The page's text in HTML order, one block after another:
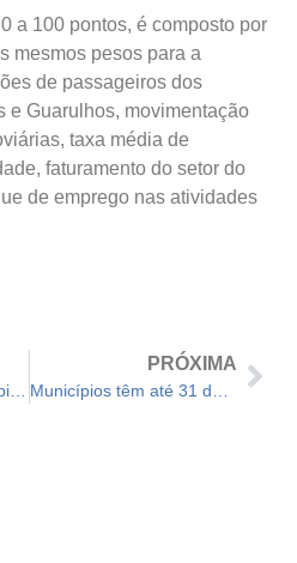
a 100 pontos, é composto por
mesmos pesos para a
de passageiros dos
e Guarulhos, movimentação
taxa média de
faturamento do setor do
de emprego nas atividades
PRÓXIMA